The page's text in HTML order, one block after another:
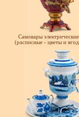
Самовары
(расписные - цветы и